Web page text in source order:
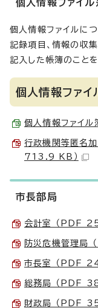
個人情報ファイル
個人情報ファイルにつ
記録項目、情報の収
記入した帳簿のことを
個人情報ファイ
個人情報ファイ
行政機関等匿名
713.9 KB）
市長部局
会計室 （PDF
防災危機管理局
市長室 （PDF
総務局 （PDF
財政局 （PDF